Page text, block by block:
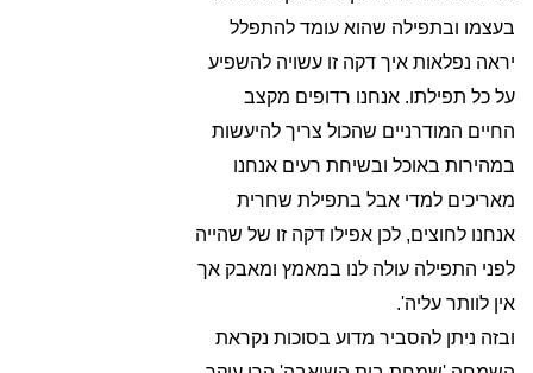
בעצמו ובתפילה שהוא עומד להתפלל
יראה נפלאות איך דקה זו עשויה להשפיע
על כל תפילתו. אנחנו רדופים מקצב
החיים המודרניים שהכול צריך להיעשות
במהירות באוכל ובשיחת רעים אנחנו
מאריכים למדי אבל בתפילת שחרית
אנחנו לחוצים, לכן אפילו דקה זו של שהייה
לפני התפילה עולה לנו במאמץ ומאבק אך
אין לוותר עליה'.
ובזה ניתן להסביר מדוע בסוכות נקראת